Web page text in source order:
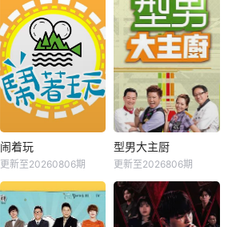
闹着玩
更新至20260806期
型男大主厨
更新至2026806期